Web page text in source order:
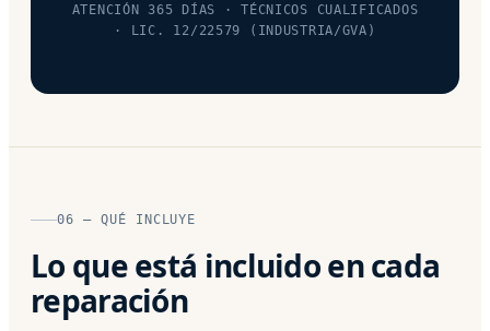
ATENCIÓN 365 DÍAS · TÉCNICOS CUALIFICADOS
· LIC. 12/22579 (INDUSTRIA/GVA)
06 — QUÉ INCLUYE
Lo que está incluido en cada
reparación